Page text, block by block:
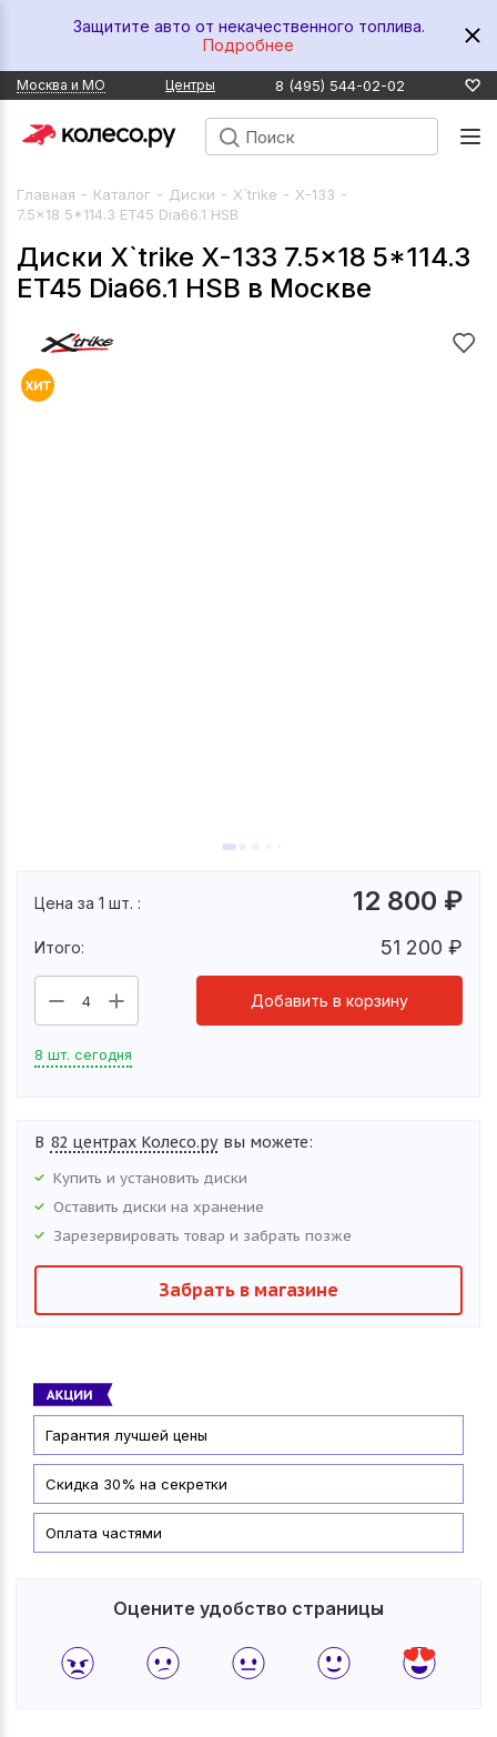
Защитите авто от некачественного топлива.
Подробнее
Москва и МО Центры 8 (495) 544-02-02
Главная - Каталог - Диски - X`trike - X-133 -
7.5x18 5*114.3 ET45 Dia66.1 HSB
Диски X`trike X-133 7.5x18 5*114.3
ET45 Dia66.1 HSB в Москве
Цена за 1 шт. : 12 800 ₽
Итого: 51 200 ₽
4 Добавить в корзину
8 шт. сегодня
В 82 центрах Колесо.ру вы можете:
Купить и установить диски
Оставить диски на хранение
Зарезервировать товар и забрать позже
Забрать в магазине
Гарантия лучшей цены
Скидка 30% на секретки
Оплата частями
Оцените удобство страницы